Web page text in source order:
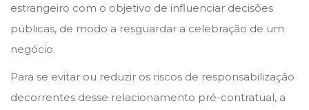
estrangeiro com o objetivo de influenciar decisões
públicas, de modo a resguardar a celebração de um
negócio.
Para se evitar ou reduzir os riscos de responsabilização
decorrentes desse relacionamento pré-contratual, a